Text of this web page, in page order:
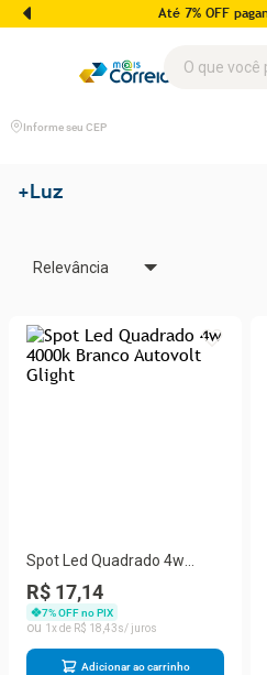
Até 7% OFF
Informe seu CEP
+Luz
Relevância
Spot Led Quadrado 4w
4000k Branco Autovolt
Glight
R$ 17,14
7% OFF no PIX
1
R$ 18 43
Adicionar ao carrinho